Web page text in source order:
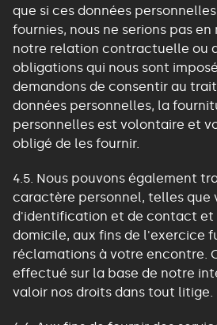
que si ces données
fournies, nous ne serions pas en
notre relation contractuelle ou
obligations qui nous sont
demandons de consentir au
données personnelles, la
personnelles est volontaire et
obligé de les fournir.
4.5. Nous pouvons également
caractère personnel, telles que
d'identification et de contact et
domicile, aux fins de l'exercice
réclamations à votre encontre.
effectué sur la base de notre
valoir nos droits dans tout litige.